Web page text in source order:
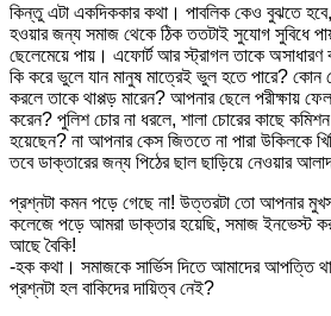
কিন্তু এটা একদিককার কথা। পাবলিক কেও বুঝতে
হওয়ার জন্য সমাজ থেকে ঠিক ততটাই সুযোগ সুবিধে
ছেলেমেয়ে পায়। এফোর্ট আর স্ট্রাগল তাকে অসাধারণ
কি করে ভুলে যান মানুষ মাত্রেই ভুল হতে পারে? কোন
করলে তাকে থাপ্পড় মারেন? আপনার ছেলে পরীক্ষায়
করেন? পুলিশ চোর না ধরলে, শালা চোরের কাছে
হয়েছেন? না আপনার কেস জিততে না পারা উকিলকে
তবে ডাক্তারের জন্য পিঠের ছাল ছাড়িয়ে নেওয়ার
প্রশ্নটা কমন পড়ে গেছে না! উত্তরটা তো আপনার
কলেজে পড়ে আমরা ডাক্তার হয়েছি, সমাজ ইনভেস্ট
আছে বৈকি!
-হক কথা। সমাজকে সার্ভিস দিতে আমাদের আপত্তি
প্রশ্নটা হল বাকিদের দায়িত্ব নেই?